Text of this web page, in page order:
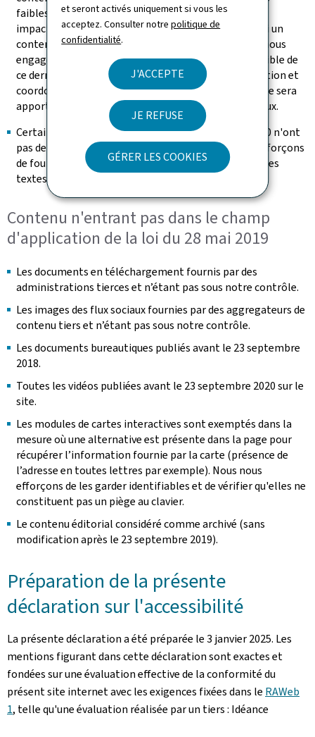
et seront activés uniquement si vous les
acceptez. Consulter notrepolitique de
confidentialité.
J'ACCEPTE
JE REFUSE
GÉRER LES COOKIES
faiblesses de structuration, les non-conformités les
impactant ne bloquent pas l’accès à l’information. Si un
contenu s’avérait malgré tout non accessible, nous nous
engageons à fournir sur demande une version accessible de
ce dernier (se référer à la section « Retour d'information et
coordonnées de contact »). Une attention particulière sera
apportée à la rédaction des futurs contenus éditoriaux.
Certaines vidéos publiées après le 23 septembre 2020 n'ont
pas de transcription textuelle adaptée. Nous nous efforçons
de fournir les messages transmis dans la vidéo dans les
textes environnants
Contenu n'entrant pas dans le champ
d'application de la loi du 28 mai 2019
Les documents en téléchargement fournis par des
administrations tierces et n’étant pas sous notre contrôle.
Les images des flux sociaux fournies par des aggregateurs de
contenu tiers et n’étant pas sous notre contrôle.
Les documents bureautiques publiés avant le 23 septembre
2018.
Toutes les vidéos publiées avant le 23 septembre 2020 sur le
site.
Les modules de cartes interactives sont exemptés dans la
mesure où une alternative est présente dans la page pour
récupérer l’information fournie par la carte (présence de
l’adresse en toutes lettres par exemple). Nous nous
efforçons de les garder identifiables et de vérifier qu'elles ne
constituent pas un piège au clavier.
Le contenu éditorial considéré comme archivé (sans
modification après le 23 septembre 2019).
Préparation de la présente
déclaration sur l'accessibilité
La présente déclaration a été préparée le3 janvier 2025. Les
mentions figurant dans cette déclaration sont exactes et
fondées sur une évaluation effective de la conformité du
présent site internet avec les exigences fixées dans le RAWeb
1, telle qu'une évaluation réalisée par un tiers : Idéance